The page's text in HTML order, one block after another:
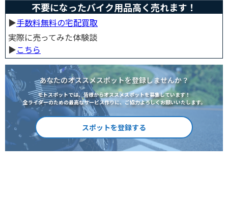
不要になったバイク用品高く売れます！
▶︎手数料無料の宅配買取
実際に売ってみた体験談
▶︎こちら
あなたのオススメスポットを登録しませんか？
モトスポットでは、皆様からオススメスポットを募集しています！
全ライダーのための最高なサービス作りに、ご協力よろしくお願いいたします。
スポットを登録する